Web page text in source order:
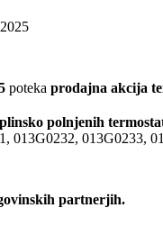
poteka prodajna akcija
polnjenih
013G0232, 013G0233,
partnerjih.